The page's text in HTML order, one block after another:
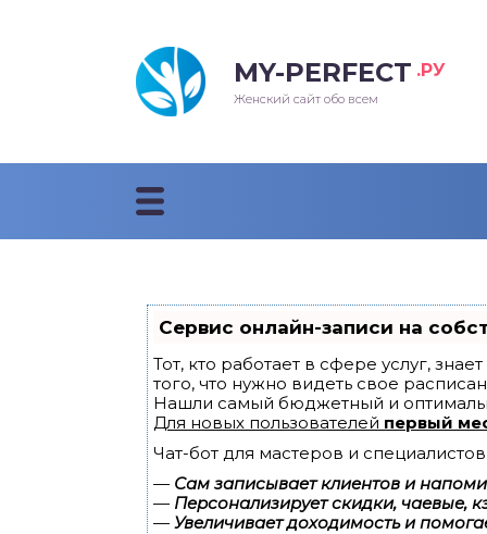
MY-PERFECT .РУ
Женский сайт обо всем
Сервис онлайн-записи на
Тот, кто работает в сфере услуг,
того, что нужно видеть свое
Нашли самый бюджетный и
Для новых пользователей первый
Чат-бот для мастеров и
— Сам записывает клиентов и
— Персонализирует скидки, чаевые,
— Увеличивает доходимость и
прически 2018
стрижки 2018